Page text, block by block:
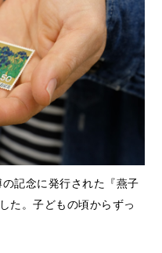
記念に発行された『燕子
た。子どもの頃からずっ